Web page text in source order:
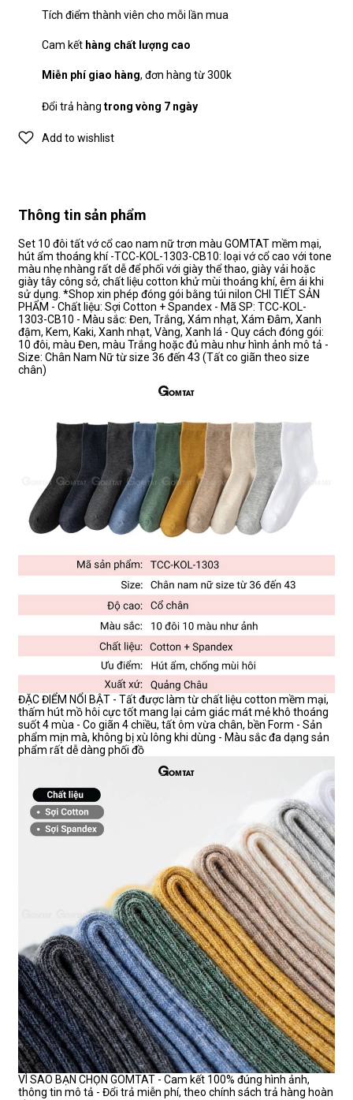
Cam kết hàng chất lượng cao
Miễn phí giao hàng, đơn hàng từ 300k
Đổi trả hàng trong vòng 7 ngày
Add to wishlist
Tích điểm thành viên cho mỗi lần mua
Thông tin sản phẩm
Set 10 đôi tất vớ cổ cao nam nữ trơn màu GOMTAT mềm mại,
hút ẩm thoáng khí -TCC-KOL-1303-CB10: loại vớ cổ cao với tone
màu nhẹ nhàng rất dễ để phối với giày thể thao, giày vải hoặc
giày tây công sở, chất liệu cotton khử mùi thoáng khí, êm ái khi
sử dụng. *Shop xin phép đóng gói bằng túi nilon CHI TIẾT SẢN
PHẨM - Chất liệu: Sợi Cotton + Spandex - Mã SP: TCC-KOL-
1303-CB10 - Màu sắc: Đen, Trắng, Xám nhạt, Xám Đâm, Xanh
đậm, Kem, Kaki, Xanh nhạt, Vàng, Xanh lá - Quy cách đóng gói:
10 đôi, màu Đen, màu Trắng hoặc đủ màu như hình ảnh mô tả -
Size: Chân Nam Nữ từ size 36 đến 43 (Tất co giãn theo size
chân)
ĐẶC ĐIỂM NỔI BẬT - Tất được làm từ chất liệu cotton mềm mại,
thấm hút mồ hôi cực tốt mang lại cảm giác mát mẻ khô thoáng
suốt 4 mùa - Co giãn 4 chiều, tất ôm vừa chân, bền Form - Sản
phẩm mịn mà, không bị xù lông khi dùng - Màu sắc đa dạng sản
phẩm rất dễ dàng phối đồ
VÌ SAO BẠN CHỌN GOMTAT - Cam kết 100% đúng hình ảnh,
thông tin mô tả - Đổi trả miễn phí, theo chính sách trả hàng hoàn